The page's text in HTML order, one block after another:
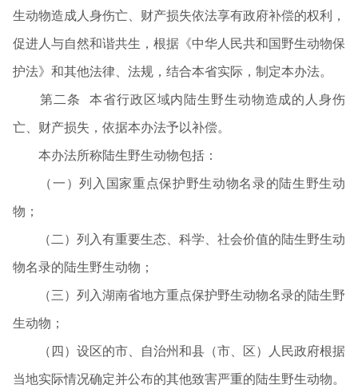
生动物造成人身伤亡、财产损失依法享有政府补偿的权利，
促进人与自然和谐共生，根据《中华人民共和国野生动物保
护法》和其他法律、法规，结合本省实际，制定本办法。
第二条 本省行政区域内陆生野生动物造成的人身伤
亡、财产损失，依据本办法予以补偿。
本办法所称陆生野生动物包括：
（一）列入国家重点保护野生动物名录的陆生野生动
物；
（二）列入有重要生态、科学、社会价值的陆生野生动
物名录的陆生野生动物；
（三）列入湖南省地方重点保护野生动物名录的陆生野
生动物；
（四）设区的市、自治州和县（市、区）人民政府根据
当地实际情况确定并公布的其他致害严重的陆生野生动物。